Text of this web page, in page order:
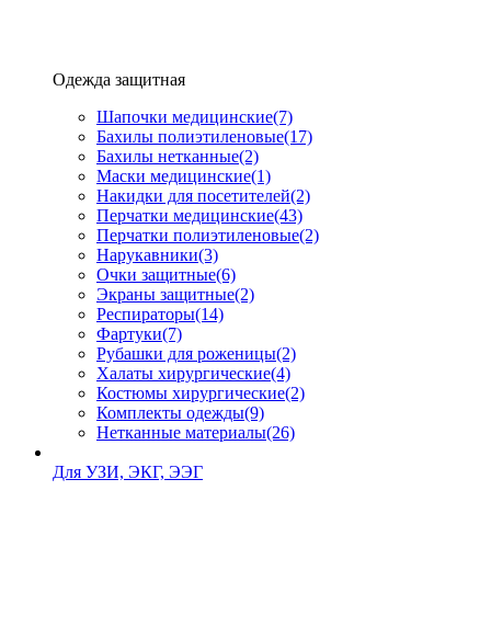
Одежда защитная
Шапочки медицинские(7)
Бахилы полиэтиленовые(17)
Бахилы нетканные(2)
Маски медицинские(1)
Накидки для посетителей(2)
Перчатки медицинские(43)
Перчатки полиэтиленовые(2)
Нарукавники(3)
Очки защитные(6)
Экраны защитные(2)
Рeспираторы(14)
Фартуки(7)
Рубашки для роженицы(2)
Халаты хирургические(4)
Костюмы хирургические(2)
Комплекты одежды(9)
Нетканные материалы(26)
Для УЗИ, ЭКГ, ЭЭГ